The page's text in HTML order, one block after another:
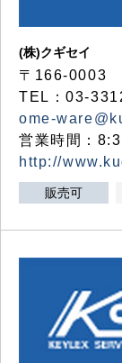
(株)クギセイ
〒166-0003
TEL：03-
ome-
営業時間：
http://
販売可